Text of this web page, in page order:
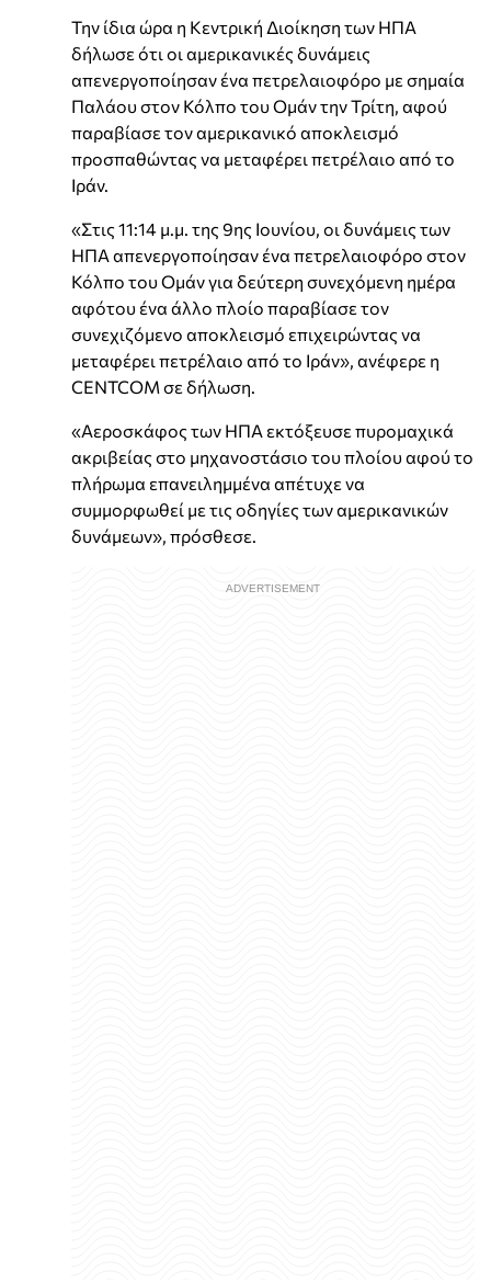
Την ίδια ώρα η Κεντρική Διοίκηση των ΗΠΑ
δήλωσε ότι οι αμερικανικές δυνάμεις
απενεργοποίησαν ένα πετρελαιοφόρο με σημαία
Παλάου στον Κόλπο του Ομάν την Τρίτη, αφού
παραβίασε τον αμερικανικό αποκλεισμό
προσπαθώντας να μεταφέρει πετρέλαιο από το
Ιράν.
«Στις 11:14 μ.μ. της 9ης Ιουνίου, οι δυνάμεις των
ΗΠΑ απενεργοποίησαν ένα πετρελαιοφόρο στον
Κόλπο του Ομάν για δεύτερη συνεχόμενη ημέρα
αφότου ένα άλλο πλοίο παραβίασε τον
συνεχιζόμενο αποκλεισμό επιχειρώντας να
μεταφέρει πετρέλαιο από το Ιράν», ανέφερε η
CENTCOM σε δήλωση.
«Αεροσκάφος των ΗΠΑ εκτόξευσε πυρομαχικά
ακριβείας στο μηχανοστάσιο του πλοίου αφού το
πλήρωμα επανειλημμένα απέτυχε να
συμμορφωθεί με τις οδηγίες των αμερικανικών
δυνάμεων», πρόσθεσε.